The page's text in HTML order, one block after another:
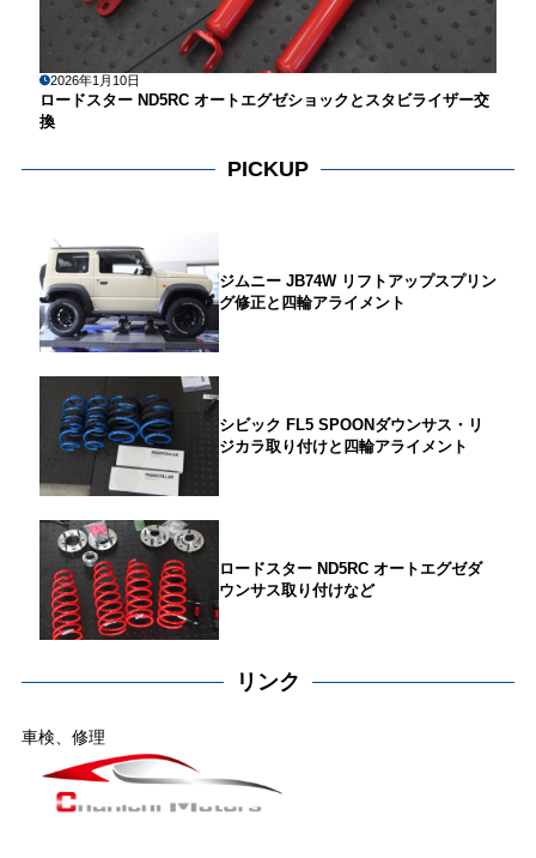
2026年1月10日
ロードスター ND5RC オートエグゼショックとスタビライザー交
換
PICKUP
ジムニー JB74W リフトアップスプリン
グ修正と四輪アライメント
シビック FL5 SPOONダウンサス・リ
ジカラ取り付けと四輪アライメント
ロードスター ND5RC オートエグゼダ
ウンサス取り付けなど
リンク
車検、修理